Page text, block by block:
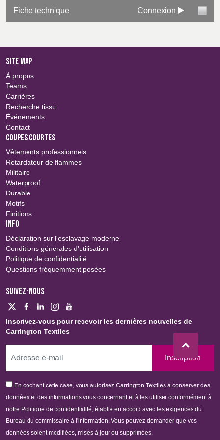
Fiche technique Connexion
SITE MAP
À propos
Teams
Carrières
Recherche tissu
Événements
Contact
COUPES COURTES
Vêtements professionnels
Retardateur de flammes
Militaire
Waterproof
Durable
Motifs
Finitions
INFO
Déclaration sur l'esclavage moderne
Conditions générales d'utilisation
Politique de confidentialité
Questions fréquemment posées
SUIVEZ-NOUS
Inscrivez-vous pour recevoir les dernières nouvelles de
Carrington Textiles
Inscription
En cochant cette case, vous autorisez Carrington Textiles à conserver des
données et des informations vous concernant et à les utiliser conformément à
notre Politique de confidentialité, établie en accord avec les exigences du
Bureau du commissaire à l'information. Vous pouvez demander que vos
données soient modifiées, mises à jour ou supprimées.